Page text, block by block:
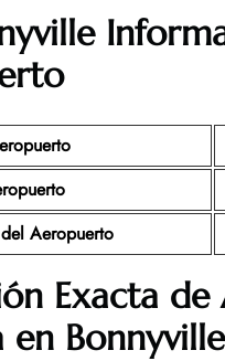
Aeropuerto
Exacta